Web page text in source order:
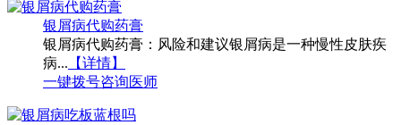
银屑病代购药膏
银屑病代购药膏：风险和建议银屑病是一种慢性皮肤疾
病... 【详情】
一键拨号咨询医师